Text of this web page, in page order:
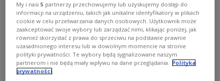
Maja Chwalińska EPA/MOHAMMED BADRA
W hali przylotów zawodniczkę powitały dziesiątki
kibiców, chcących zdobyć autograf lub zrobić sobie
My i nasi5 partnerzy przechowujemy lub uzyskujemy dostęp do
informacji na urządzeniu, takich jak unikalne identyfikatory w plikach
cookie w celu przetwarzania danych osobowych. Użytkownik może
zaakceptować swoje wybory lub zarządzać nimi, klikając poniżej, jak
również skorzystać z prawa do sprzeciwu na podstawie prawnie
uzasadnionego interesu lub w dowolnym momencie na stronie
polityki prywatności. Te wybory będą sygnalizowane naszym
partnerom i nie będą miały wpływu na dane przeglądania. Polityka
prywatności